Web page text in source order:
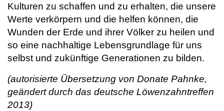
Kulturen zu schaffen und zu erhalten, die unsere
Werte verkörpern und die helfen können, die
Wunden der Erde und ihrer Völker zu heilen und
so eine nachhaltige Lebensgrundlage für uns
selbst und zukünftige Generationen zu bilden.
(autorisierte Übersetzung von Donate Pahnke,
geändert durch das deutsche Löwenzahntreffen
2013)